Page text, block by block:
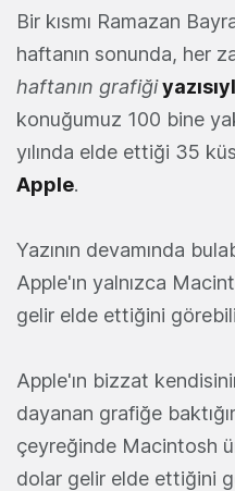
Bir kısmı Ramazan
haftanın sonunda, her
haftanın grafiği
konuğumuz 100 bine
yılında elde ettiği 35
Apple.
Yazının devamında
Apple'ın yalnızca
gelir elde ettiğini
Apple'ın bizzat
dayanan grafiğe
çeyreğinde Macintosh
dolar gelir elde ettiğini